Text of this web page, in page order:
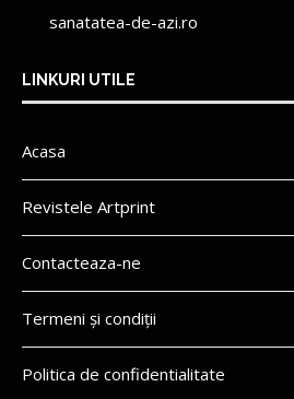
sanatatea-de-azi.ro
LINKURI UTILE
Acasa
Revistele Artprint
Contacteaza-ne
Termeni și condiții
Politica de confidentialitate